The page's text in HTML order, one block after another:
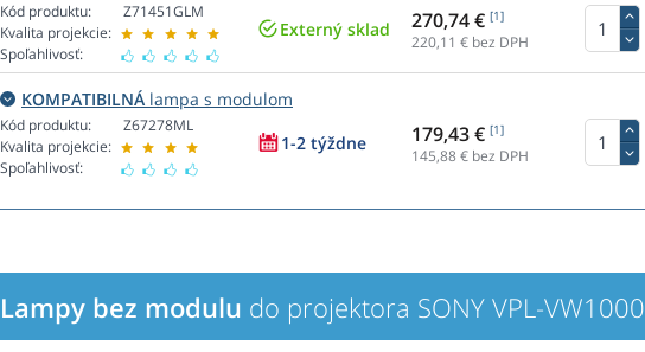
Kód produktu:
Kvalita projekcie:
Spoľahlivosť:
Z71451GLM
Externý sklad 270,74 € [1]
220,11 € bez DPH
KOMPATIBILNÁ lampa s modulom
Kód produktu:
Kvalita projekcie:
Spoľahlivosť:
Z67278ML
1-2 týždne 179,43 € [1]
145,88€ bez DPH
Lampy bez modulu do projektora SONY VPL-VW1000